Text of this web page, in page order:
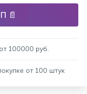
📄
100000 руб.
от 100 штук